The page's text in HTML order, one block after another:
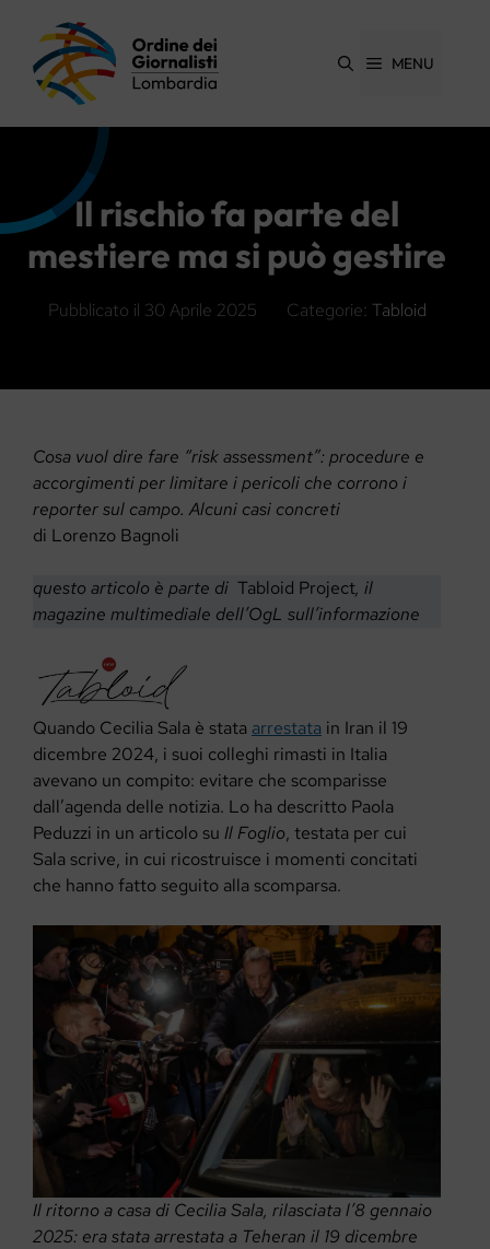
contenuto
MENU
Il rischio fa parte del
mestiere ma si può gestire
Pubblicato il 30 Aprile 2025 Categorie: Tabloid
Cosa vuol dire fare “risk assessment”: procedure e
accorgimenti per limitare i pericoli che corrono i
reporter sul campo. Alcuni casi concreti
di Lorenzo Bagnoli
questo articolo è parte di Tabloid Project, il
magazine multimediale dell’OgL sull’informazione
Quando Cecilia Sala è stata arrestata in Iran il 19
dicembre 2024, i suoi colleghi rimasti in Italia
avevano un compito: evitare che scomparisse
dall’agenda delle notizia. Lo ha descritto Paola
Peduzzi in un articolo su Il Foglio, testata per cui
Sala scrive, in cui ricostruisce i momenti concitati
che hanno fatto seguito alla scomparsa.
Il ritorno a casa di Cecilia Sala, rilasciata l’8 gennaio
2025: era stata arrestata a Teheran il 19 dicembre